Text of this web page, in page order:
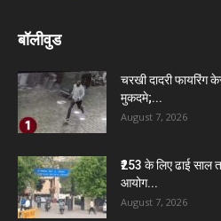
बॉलीवुड
चरखी दादरी फायरिंग
मुकदमे;...
August 7, 2026
₹253 के लिए ढाई साल
आयोग...
August 7, 2026